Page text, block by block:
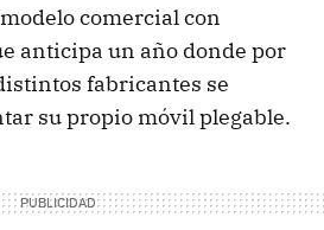
comercial con
anticipa un año donde por
fabricantes se
su propio móvil plegable.